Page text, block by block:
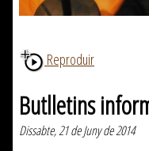
Reproduir
Butlletins
Dissabte, 21 de Juny de 2014